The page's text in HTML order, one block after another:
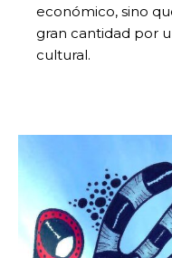
económico, sino
gran cantidad por
cultural.